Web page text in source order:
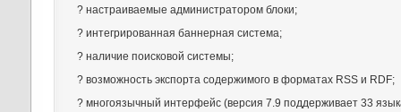
? настраиваемые администратором блоки;
? интегрированная баннерная система;
? наличие поисковой системы;
? возможность экспорта содержимого в форматах RSS и RDF;
? многоязычный интерфейс (версия 7.9 поддерживает 33